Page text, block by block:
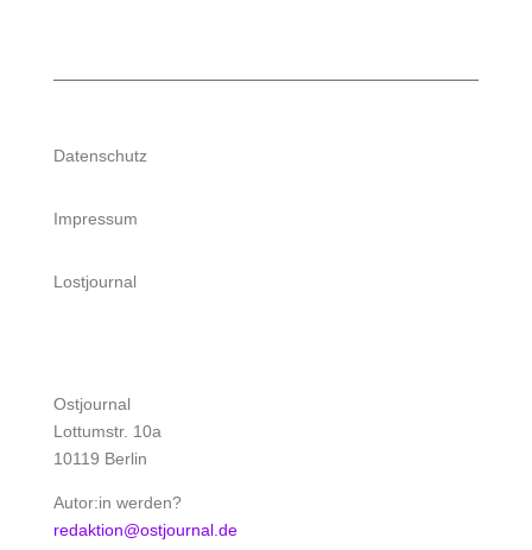
Datenschutz
Impressum
Lostjournal
Ostjournal
Lottumstr. 10a
10119 Berlin
Autor:in werden?
redaktion@ostjournal.de